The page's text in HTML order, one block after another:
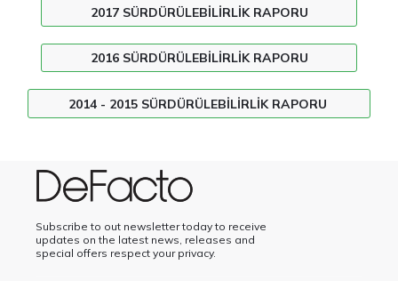
2017 SÜRDÜRÜLEBILIRLIK RAPORU
2016 SÜRDÜRÜLEBILIRLIK RAPORU
2014 - 2015 SÜRDÜRÜLEBILIRLIK RAPORU
Subscribe to out newsletter today to receive
updates on the latest news, releases and
special offers respect your privacy.